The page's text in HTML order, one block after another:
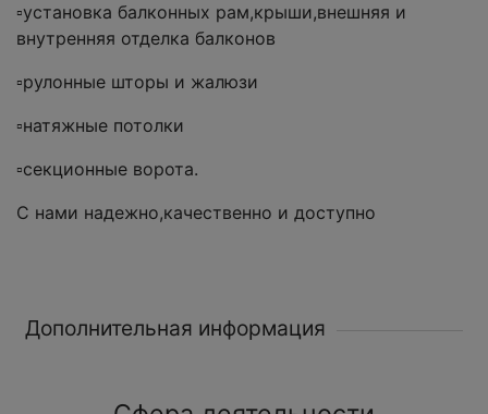
▫установка балконных рам,крыши,внешняя и
внутренняя отделка балконов
▫рулонные шторы и жалюзи
▫натяжные потолки
▫секционные ворота.
С нами надежно,качественно и доступно
Дополнительная информация